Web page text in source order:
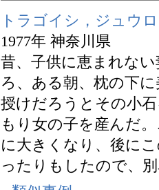
トラゴイシ，ジュウ
1977年 神奈川県
昔、子供に恵まれな
ろ、ある朝、枕の下
授けだろうとその小
もり女の子を産んだ
に大きくなり、後に
ったりもしたので、